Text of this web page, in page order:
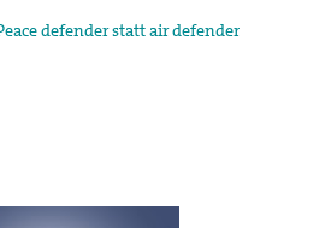
defender statt air defender